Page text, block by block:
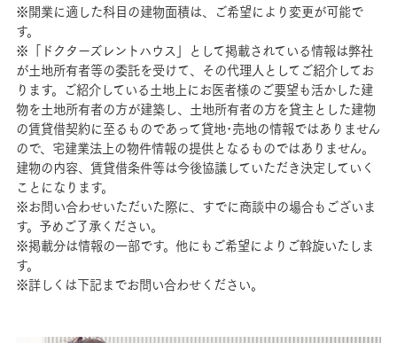
※開業に適した科目の建物面積は、ご希望により変更が可能で
す。
※「ドクターズレントハウス」として掲載されている情報は弊社
が土地所有者等の委託を受けて、その代理人としてご紹介してお
ります。ご紹介している土地上にお医者様のご要望も活かした建
物を土地所有者の方が建築し、土地所有者の方を貸主とした建物
の賃貸借契約に至るものであって貸地･売地の情報ではありません
ので、宅建業法上の物件情報の提供となるものではありません。
建物の内容、賃貸借条件等は今後協議していただき決定していく
ことになります。
※お問い合わせいただいた際に、すでに商談中の場合もございま
す。予めご了承ください。
※掲載分は情報の一部です。他にもご希望によりご斡旋いたしま
す。
※詳しくは下記までお問い合わせください。